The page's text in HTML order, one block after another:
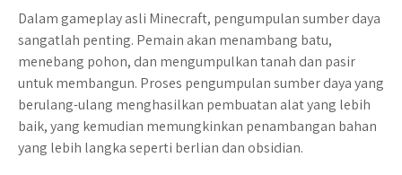
Dalam gameplay asli Minecraft, pengumpulan sumber daya
sangatlah penting. Pemain akan menambang batu,
menebang pohon, dan mengumpulkan tanah dan pasir
untuk membangun. Proses pengumpulan sumber daya yang
berulang-ulang menghasilkan pembuatan alat yang lebih
baik, yang kemudian memungkinkan penambangan bahan
yang lebih langka seperti berlian dan obsidian.